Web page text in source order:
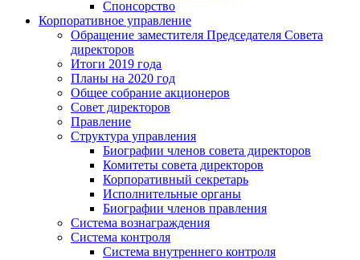
Спонсорство
Корпоративное управление
Обращение заместителя Председателя Совета
директоров
Итоги 2019 года
Планы на 2020 год
Общее собрание акционеров
Совет директоров
Правление
Структура управления
Биографии членов совета директоров
Комитеты совета директоров
Корпоративный секретарь
Исполнительные органы
Биографии членов правления
Система вознаграждения
Система контроля
Система внутреннего контроля